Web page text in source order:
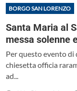
BORGO SAN LORENZO
Santa Maria al
messa solenne
Per questo evento di
chiesetta officia
ad...